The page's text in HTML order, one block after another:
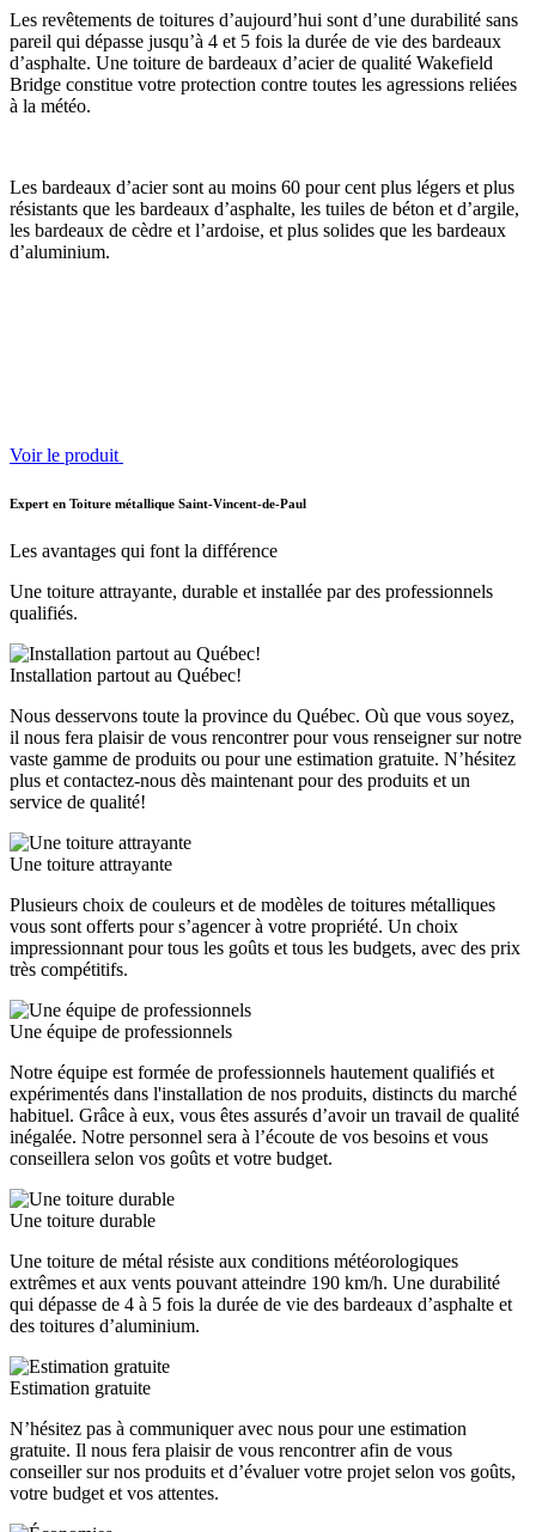
Les revêtements de toitures d’aujourd’hui sont d’une durabilité sans
pareil qui dépasse jusqu’à 4 et 5 fois la durée de vie des bardeaux
d’asphalte. Une toiture de bardeaux d’acier de qualité Wakefield
Bridge constitue votre protection contre toutes les agressions reliées
à la météo.
Les bardeaux d’acier sont au moins 60 pour cent plus légers et plus
résistants que les bardeaux d’asphalte, les tuiles de béton et d’argile,
les bardeaux de cèdre et l’ardoise, et plus solides que les bardeaux
d’aluminium.
Voir le produit
Expert en Toiture métallique Saint-Vincent-de-Paul
Les avantages qui font la différence
Une toiture attrayante, durable et installée par des professionnels
qualifiés.
Installation partout au Québec!
Nous desservons toute la province du Québec. Où que vous soyez,
il nous fera plaisir de vous rencontrer pour vous renseigner sur notre
vaste gamme de produits ou pour une estimation gratuite. N’hésitez
plus et contactez-nous dès maintenant pour des produits et un
service de qualité!
Une toiture attrayante
Plusieurs choix de couleurs et de modèles de toitures métalliques
vous sont offerts pour s’agencer à votre propriété. Un choix
impressionnant pour tous les goûts et tous les budgets, avec des prix
très compétitifs.
Une équipe de professionnels
Notre équipe est formée de professionnels hautement qualifiés et
expérimentés dans l'installation de nos produits, distincts du marché
habituel. Grâce à eux, vous êtes assurés d’avoir un travail de qualité
inégalée. Notre personnel sera à l’écoute de vos besoins et vous
conseillera selon vos goûts et votre budget.
Une toiture durable
Une toiture de métal résiste aux conditions météorologiques
extrêmes et aux vents pouvant atteindre 190 km/h. Une durabilité
qui dépasse de 4 à 5 fois la durée de vie des bardeaux d’asphalte et
des toitures d’aluminium.
Estimation gratuite
N’hésitez pas à communiquer avec nous pour une estimation
gratuite. Il nous fera plaisir de vous rencontrer afin de vous
conseiller sur nos produits et d’évaluer votre projet selon vos goûts,
votre budget et vos attentes.